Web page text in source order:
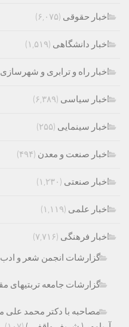
اخبار حقوقی (۶,۰۷۵)
اخبار دانشگاهی (۱,۵۱۹)
اخبار راه و ترابری و شهرسازی
اخبار سیاسی (۶,۳۸۹)
اخبار سینمایی (۲۵۵)
اخبار صنعت و معدن (۴۹۴)
اخبار صنعتی (۱,۲۳۰)
اخبار علمی (۱,۱۱۹)
اخبار فرهنگی (۷,۷۱۶)
گزارشات انجمن شعر و
گزارشات جامعه تربتیهای
مصاحبه با دکتر محمد علی